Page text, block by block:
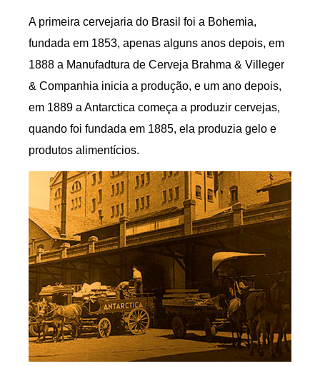
A primeira cervejaria do Brasil foi a Bohemia,
fundada em 1853, apenas alguns anos depois, em
1888 a Manufadtura de Cerveja Brahma & Villeger
& Companhia inicia a produção, e um ano depois,
em 1889 a Antarctica começa a produzir cervejas,
quando foi fundada em 1885, ela produzia gelo e
produtos alimentícios.